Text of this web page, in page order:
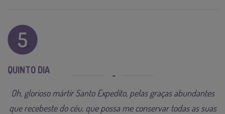
QUINTO DIA
Oh, glorioso mártir Santo Expedito, pelas graças abundantes
que recebeste do céu, que possa me conservar todas as suas